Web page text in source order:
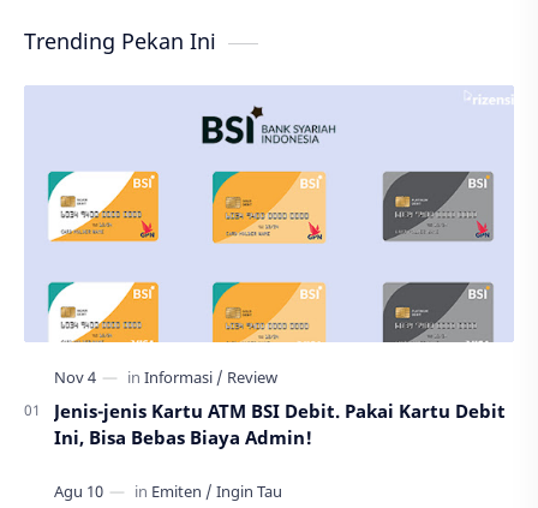
Trending Pekan Ini
Jenis-jenis Kartu ATM BSI Debit. Pakai Kartu Debit
Ini, Bisa Bebas Biaya Admin!